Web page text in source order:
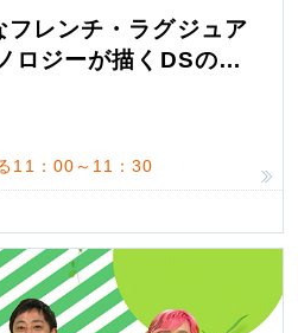
フレンチ・ラグジュア
ロジーが描くDSの世
11：00～11：30